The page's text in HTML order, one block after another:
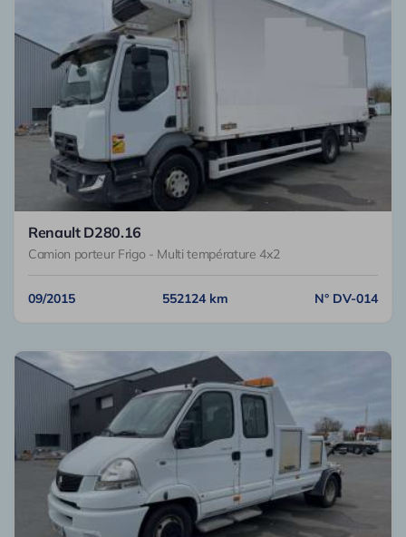
Renault D280.16
Camion porteur Frigo - Multi température 4x2
09/2015 552124 km N° DV-014